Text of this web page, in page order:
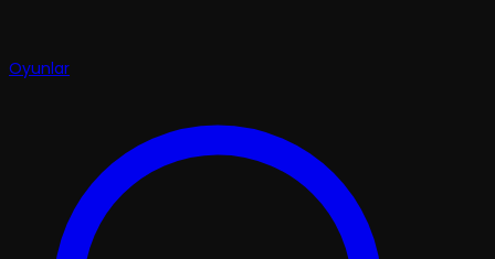
Oyunlar